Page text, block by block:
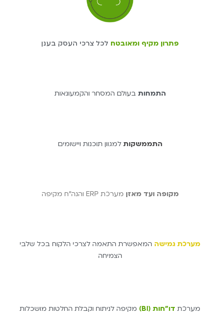
פתרון מקיף ומאובטח לכל צרכי העסק בענן
התמחות בעולם המסחר והקמעונאות
התממשקות למגוון תוכנות ויישומים
מקופה ועד מאזן מערכת ERP והנה"ח מקיפה
מערכת גמישה המאפשרת התאמה לצרכי הלקוח בכל שלבי
הצמיחה
מערכת דו"חות (BI) מקיפה לניתוח וקבלת החלטות מושכלות